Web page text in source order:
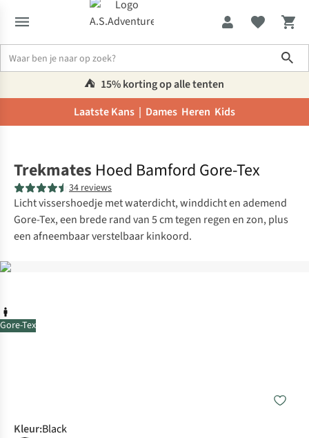
⛺️ 15% korting op alle tenten
Laatste Kans | Dames Heren Kids
Gore-Tex
Trekmates Hoed Bamford Gore-Tex
34 reviews
Licht vissershoedje met waterdicht, winddicht en ademend
Gore-Tex, een brede rand van 5 cm tegen regen en zon, plus
een afneembaar verstelbaar kinkoord.
Kleur:Black